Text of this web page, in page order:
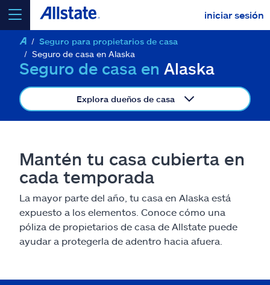
iniciar sesión
seleccionar un producto paracotizar
Select a Product
ir continuar una cotización
Seguros y más
Recursos
Seguro para propietarios de casa
Seguro de casa en Alaska
Seguro de casa en Alaska
Explora dueños de casa
Mantén tu casa cubierta en
cada temporada
La mayor parte del año, tu casa en Alaska está
expuesto a los elementos. Conoce cómo una
póliza de propietarios de casa de Allstate puede
ayudar a protegerla de adentro hacia afuera.